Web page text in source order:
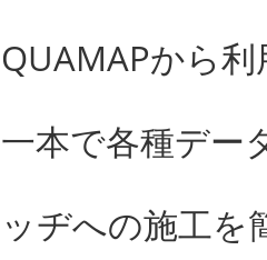
QUAMAPから
一本で各種デー
ッヂへの施工を